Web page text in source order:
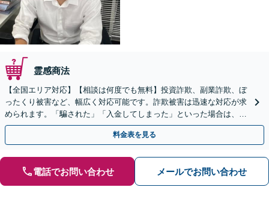
霊感商法
【全国エリア対応】【相談は何度でも無料】投資詐欺、副業詐欺、ぼ
ったくり被害など、幅広く対応可能です。詐欺被害は迅速な対応が求
められます。「騙された」「入金してしまった」といった場合は、お
早めにご相談ください。【電話・メール・WEB相談可】
料金表を見る
電話でお問い合わせ メールでお問い合わせ